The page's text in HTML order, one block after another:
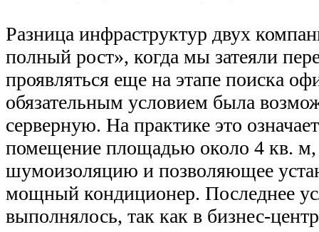
Разница инфраструктур двух
полный рост», когда мы затеяли
проявляться еще на этапе поиска
обязательным условием была
серверную. На практике это
помещение площадью около 4 кв.
шумоизоляцию и позволяющее
мощный кондиционер. Последнее
выполнялось, так как в бизнес-